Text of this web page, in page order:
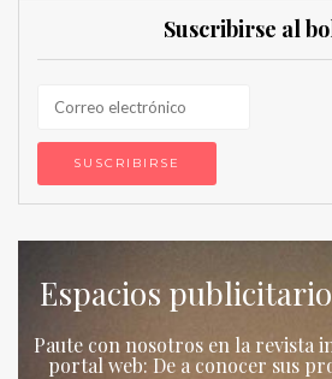
Suscribirse al
Espacios
Paute con nosotros en la revista
portal web: De a conocer sus